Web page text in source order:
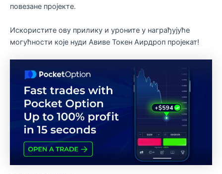
повезане пројекте.
Искористите ову прилику и уроните у награђујуће
могућности које нуди Авиве Токен Аирдроп пројекат!